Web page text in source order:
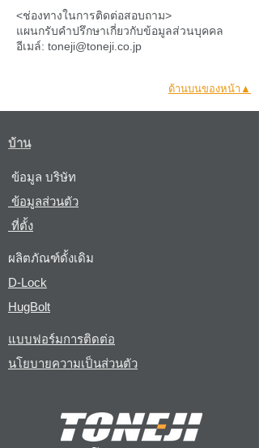
<ช่องทางในการติดต่อสอบถาม>
แผนกรับคำปรึกษาเกี่ยวกับข้อมูลส่วนบุคคล
อีเมล์: toneji@toneji.co.jp
ด้านบนของหน้า▲
บ้าน
ข้อมูล บริษัท
ข้อมูลส่วนตัว
ที่ตั้ง
ผลิตภัณฑ์ดั้งเดิม
D-Lock
HugBolt
แบบฟอร์มการติดต่อ
นโยบายความเป็นส่วนตัว